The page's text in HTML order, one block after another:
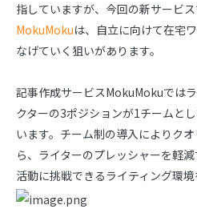
指していますが、今回の新サービ
MokuMokuは、自立に向けて在宅
なげていく狙いがあります。
記事作成サービスMokuMokuでは
クターの3ポジションが1チームと
います。チーム制の導入によりク
ら、ライターのプレッシャーを軽
活動に挑戦できるライティング環境